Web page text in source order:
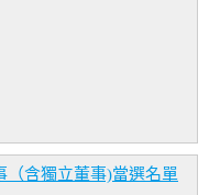
（含獨立董事)當選名單